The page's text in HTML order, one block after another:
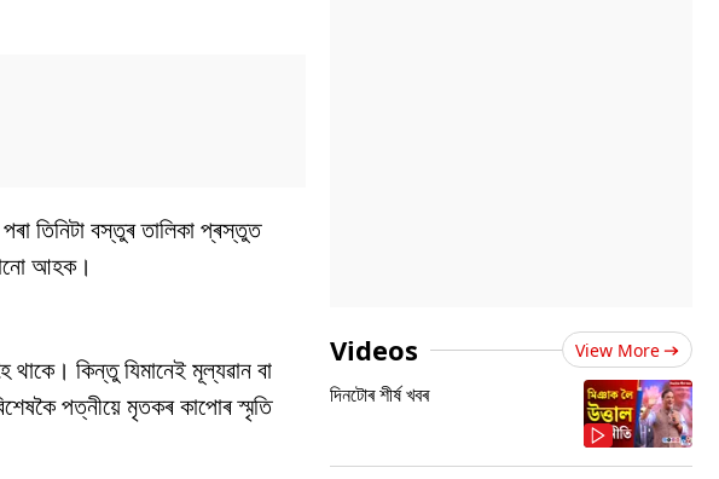
তিনিটা বস্তুৰ তালিকা প্ৰস্তুত
আহক।
কিন্তু যিমানেই মূল্যৱান বা
পত্নীয়ে মৃতকৰ কাপোৰ স্মৃতি
Videos View More
দিনটোৰ শীৰ্ষ খবৰ